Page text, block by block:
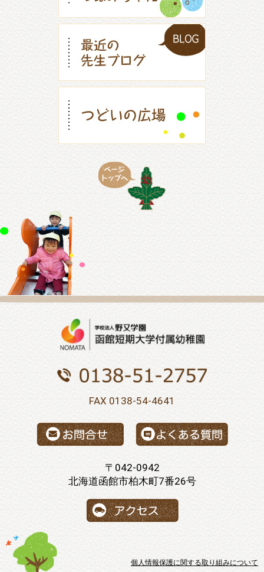
FAX 0138-54-4641
〒042-0942
北海道函館市柏木町7番26号
個人情報保護に関する取り組みについて